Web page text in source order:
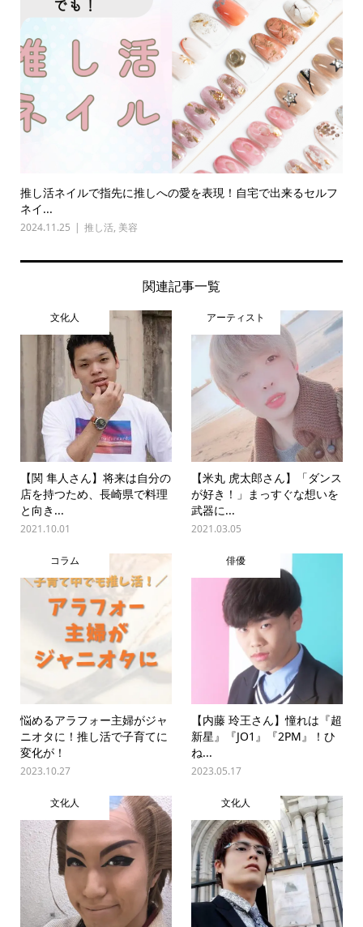
推し活ネイルで指先に推しへの愛を表現！自宅で出来るセルフ
ネイ...
2024.11.25 推し活, 美容
関連記事一覧
文化人
【関 隼人さん】将来は自分の
店を持つため、長崎県で料理
と向き...
2021.10.01
アーティスト
【米丸 虎太郎さん】「ダンス
が好き！」まっすぐな想いを
武器に...
2021.03.05
コラム
悩めるアラフォー主婦がジャ
ニオタに！推し活で子育てに
変化が！
2023.10.27
俳優
【内藤 玲王さん】憧れは『超
新星』『JO1』『2PM』！ひ
ね...
2023.05.17
文化人 文化人